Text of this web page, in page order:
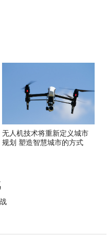
无人机技术将重新定义城市
规划 塑造智慧城市的方式